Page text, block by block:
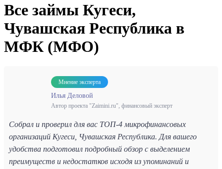
Все займы Кугеси,
Чувашская Республика в
МФК (МФО)
Мнение эксперта
Илья Деловой
Автор проекта "Zaimini.ru", финансовый эксперт
Собрал и проверил для вас ТОП-4 микрофинансовых
организаций Кугеси, Чувашская Республика. Для вашего
удобства подготовил подробный обзор с выделением
преимуществ и недостатков исходя из упоминаний и